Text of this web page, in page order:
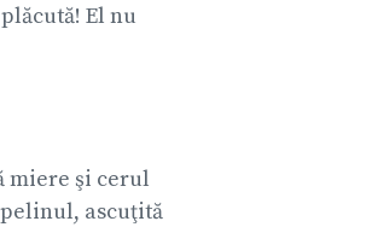
El nu
miere şi cerul
ascuţită